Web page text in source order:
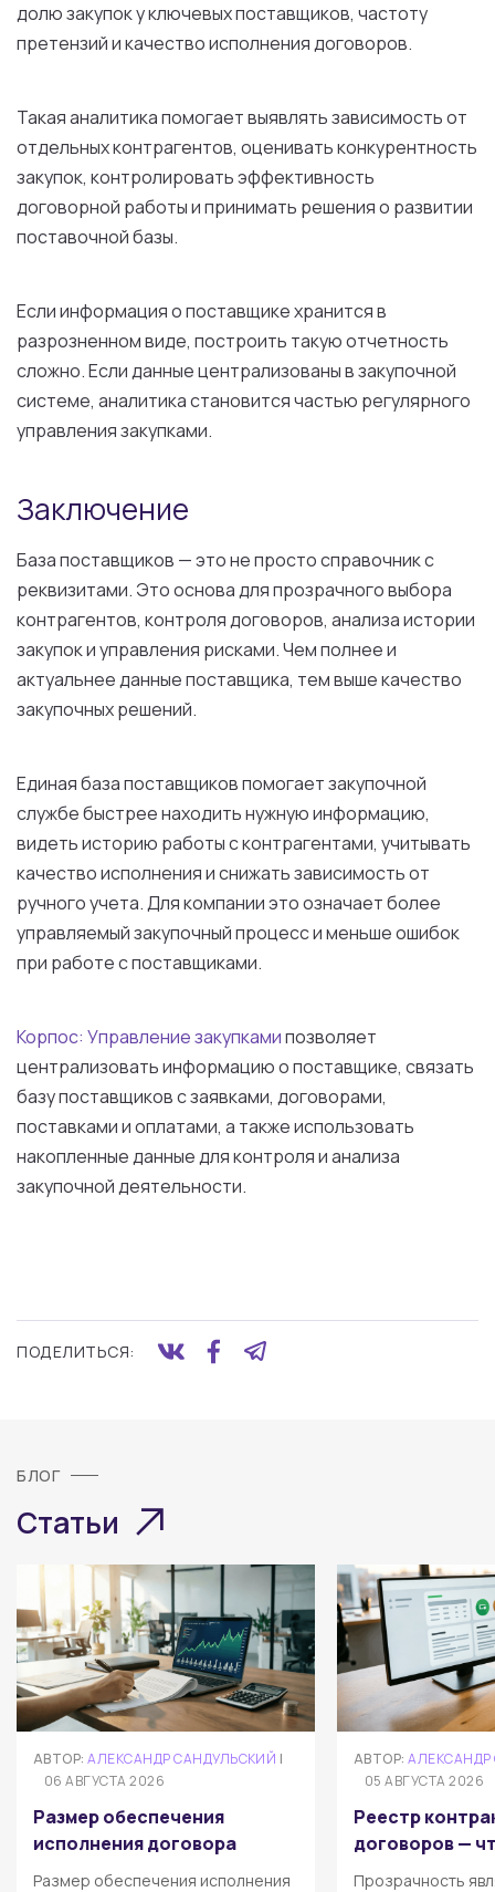
долю закупок у ключевых поставщиков, частоту
претензий и качество исполнения договоров.
Такая аналитика помогает выявлять зависимость от
отдельных контрагентов, оценивать конкурентность
закупок, контролировать эффективность
договорной работы и принимать решения о развитии
поставочной базы.
Если информация о поставщике хранится в
разрозненном виде, построить такую отчетность
сложно. Если данные централизованы в закупочной
системе, аналитика становится частью регулярного
управления закупками.
Заключение
База поставщиков — это не просто справочник с
реквизитами. Это основа для прозрачного выбора
контрагентов, контроля договоров, анализа истории
закупок и управления рисками. Чем полнее и
актуальнее данные поставщика, тем выше качество
закупочных решений.
Единая база поставщиков помогает закупочной
службе быстрее находить нужную информацию,
видеть историю работы с контрагентами, учитывать
качество исполнения и снижать зависимость от
ручного учета. Для компании это означает более
управляемый закупочный процесс и меньше ошибок
при работе с поставщиками.
Корпос: Управление закупкамипозволяет
централизовать информацию о поставщике, связать
базу поставщиков с заявками, договорами,
поставками и оплатами, а также использовать
накопленные данные для контроля и анализа
закупочной деятельности.
ПОДЕЛИТЬСЯ:
БЛОГ
Статьи
АВТОР:АЛЕКСАНДР САНДУЛЬСКИЙ |
06 АВГУСТА 2026
Размер обеспечения
исполнения договора
Размер обеспечения исполнения
АВТОР:
05 АВГУСТА 2026
Реестр
договоров —
Прозрачность